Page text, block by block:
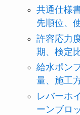
共通仕様
先順位、
許容応力
期、検定
給水ポン
量、施工
レバーホ
ーンブロ